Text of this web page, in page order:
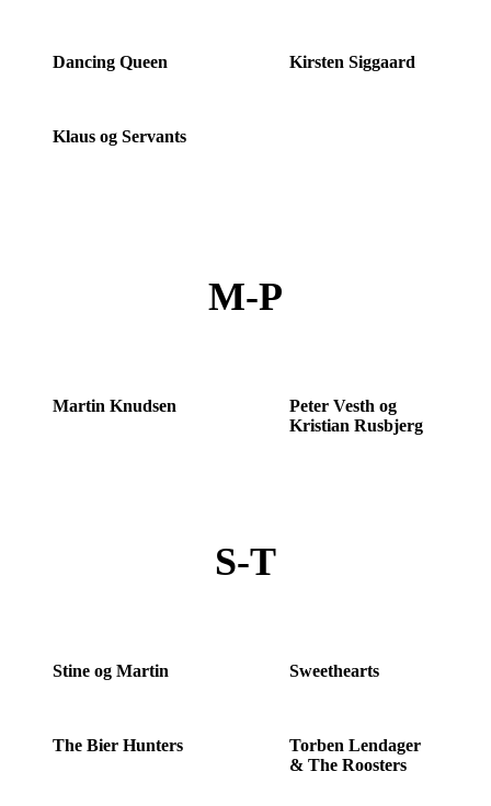
Dancing Queen Kirsten Siggaard
Klaus og Servants
M-P
Martin Knudsen
Peter Vesth og
Kristian Rusbjerg
S-T
Stine og Martin Sweethearts
The Bier Hunters
Torben Lendager
& The Roosters